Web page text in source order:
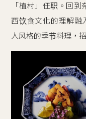
「植村」任职。回
西饮食文化的理解融
人风格的季节料理，